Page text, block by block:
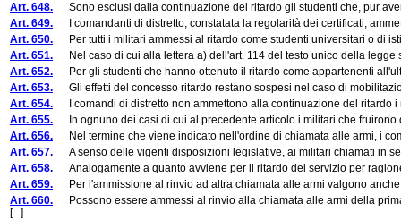
Art. 648. Sono esclusi dalla continuazione del ritardo gli studenti che, pur
Art. 649. I comandanti di distretto, constatata la regolarità dei certificati,
Art. 650. Per tutti i militari ammessi al ritardo come studenti universitari o di
Art. 651. Nel caso di cui alla lettera a) dell'art. 114 del testo unico della legge
Art. 652. Per gli studenti che hanno ottenuto il ritardo come appartenenti
Art. 653. Gli effetti del concesso ritardo restano sospesi nel caso di
Art. 654. I comandi di distretto non ammettono alla continuazione del ritardo i
Art. 655. In ognuno dei casi di cui al precedente articolo i militari che fruirono
Art. 656. Nel termine che viene indicato nell'ordine di chiamata alle armi, i
Art. 657. A senso delle vigenti disposizioni legislative, ai militari chiamati in
Art. 658. Analogamente a quanto avviene per il ritardo del servizio per
Art. 659. Per l'ammissione al rinvio ad altra chiamata alle armi valgono
Art. 660. Possono essere ammessi al rinvio alla chiamata alle armi della
[...]